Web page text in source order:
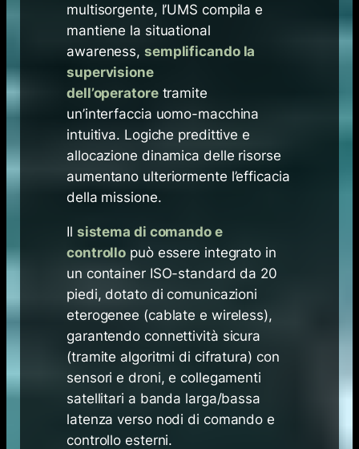
multisorgente, l’UMS compila e
mantiene la situational
awareness, semplificando la
supervisione
dell’operatore tramite
un’interfaccia uomo-macchina
intuitiva. Logiche predittive e
allocazione dinamica delle risorse
aumentano ulteriormente l’efficacia
della missione.
Il sistema di comando e
controllo può essere integrato in
un container ISO-standard da 20
piedi, dotato di comunicazioni
eterogenee (cablate e wireless),
garantendo connettività sicura
(tramite algoritmi di cifratura) con
sensori e droni, e collegamenti
satellitari a banda larga/bassa
latenza verso nodi di comando e
controllo esterni.